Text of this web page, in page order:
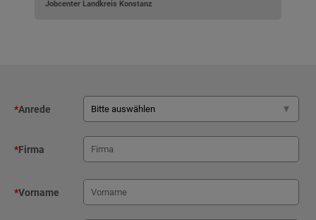
Jobcenter Landkreis Konstanz
*Anrede
*Firma
*Vorname